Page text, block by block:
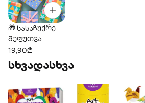
🎁 სასაჩუქრე
შეფუთვა
19,90₾
სხვადასხვა